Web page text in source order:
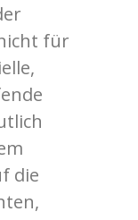
für
die